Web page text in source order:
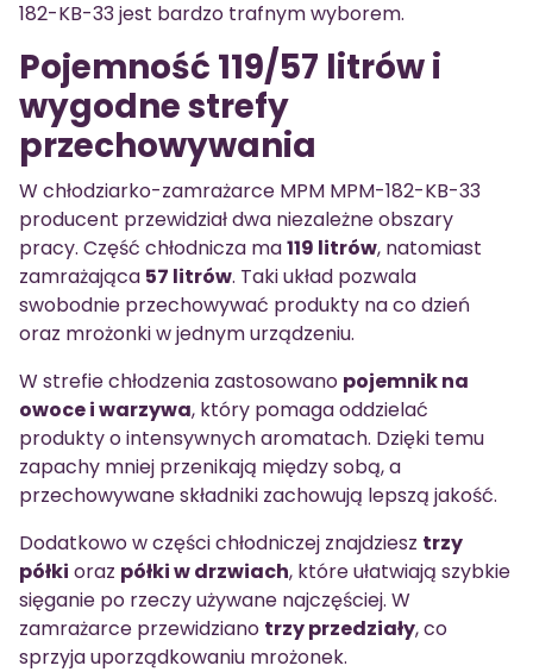
182-KB-33 jest bardzo trafnym wyborem.
Pojemność 119/57 litrów i
wygodne strefy
przechowywania
W chłodziarko-zamrażarce MPM MPM-182-KB-33
producent przewidział dwa niezależne obszary
pracy. Część chłodnicza ma119 litrów, natomiast
zamrażająca 57 litrów. Taki układ pozwala
swobodnie przechowywać produkty na co dzień
oraz mrożonki w jednym urządzeniu.
W strefie chłodzenia zastosowano pojemnik na
owoce i warzywa, który pomaga oddzielać
produkty o intensywnych aromatach. Dzięki temu
zapachy mniej przenikają między sobą, a
przechowywane składniki zachowują lepszą jakość.
Dodatkowo w części chłodniczej znajdziesz trzy
półki oraz półki w drzwiach, które ułatwiają szybkie
sięganie po rzeczy używane najczęściej. W
zamrażarce przewidziano trzy przedziały, co
sprzyja uporządkowaniu mrożonek.